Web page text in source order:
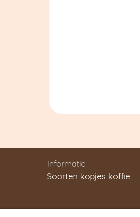
Informatie
Soorten kopjes koffie